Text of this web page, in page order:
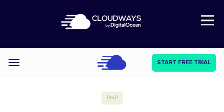
Open Nav
Categories START FREE TRIAL
PHP